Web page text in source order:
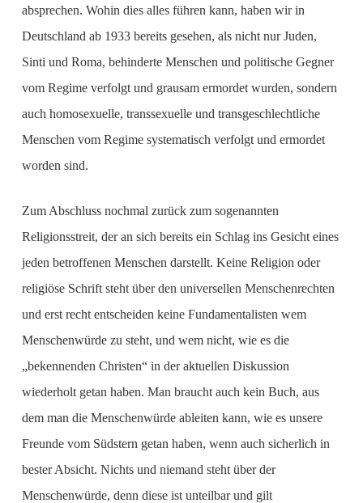
absprechen. Wohin dies alles führen kann, haben wir in
Deutschland ab 1933 bereits gesehen, als nicht nur Juden,
Sinti und Roma, behinderte Menschen und politische Gegner
vom Regime verfolgt und grausam ermordet wurden, sondern
auch homosexuelle, transsexuelle und transgeschlechtliche
Menschen vom Regime systematisch verfolgt und ermordet
worden sind.
Zum Abschluss nochmal zurück zum sogenannten
Religionsstreit, der an sich bereits ein Schlag ins Gesicht eines
jeden betroffenen Menschen darstellt. Keine Religion oder
religiöse Schrift steht über den universellen Menschenrechten
und erst recht entscheiden keine Fundamentalisten wem
Menschenwürde zu steht, und wem nicht, wie es die
„bekennenden Christen“ in der aktuellen Diskussion
wiederholt getan haben. Man braucht auch kein Buch, aus
dem man die Menschenwürde ableiten kann, wie es unsere
Freunde vom Südstern getan haben, wenn auch sicherlich in
bester Absicht. Nichts und niemand steht über der
Menschenwürde, denn diese ist unteilbar und gilt